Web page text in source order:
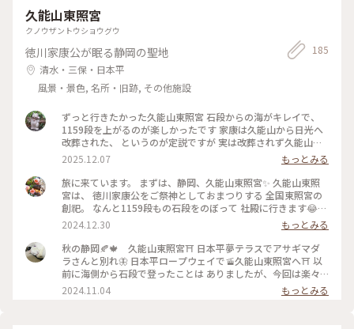
久能山東照宮
クノウザントウショウグウ
徳川家康公が眠る静岡の聖地
清水・三保・日本平
風景・景色, 名所・旧跡, その他施設
185
ずっと行きたかった久能山東照宮 石段からの海がキレイで、
1159段を上がるのが楽しかったです 家康は久能山から日光へ
改葬された、 というのが定説ですが 実は改葬されず久能山に
いらっしゃるという 説もあるそうです #久能山東照宮 #静岡
2025.12.07
もっとみる
旅に来ています。 まずは、静岡、久能山東照宮✨ 久能山東照
宮は、 徳川家康公をご祭神としておまつりする 全国東照宮の
創祀。 なんと1159段もの石段をのぼって 社殿に行きます😂
日本平からもロープーウェイがあるそうですが 私たちは1159
段を歩いてのぼりました🤭笑 いや〜のぼりきった時は 達成感
が半端なかったです(o^^o) 国宝建造物の社殿の本殿・拝殿・
石の間が、 鮮やかでとっても美しかったです✨ また途中から
見える駿河湾は 絶景で見事です👏⟡.· 1枚目は、勝守
2025年も 良い年になりますように𖤐 ̖́-‬ #久能山東照宮 #静岡 #
2024.12.30
もっとみる
秋の静岡🍂🍁 久能山東照宮⛩️ 日本平夢テラスでアサギマダ
ラさんと別れ🦋 日本平ロープウェイで🚡久能山東照宮へ⛩️ 以
前に海側から石段で登ったことは ありましたが、今回は楽々
ロープウェイ🤭 山間をロープウェイで移動し、東照宮を じっ
くり見てまわりました😊 家康さんの墓前にもお参り🙏 家康さ
2024.11.04 もっとみる